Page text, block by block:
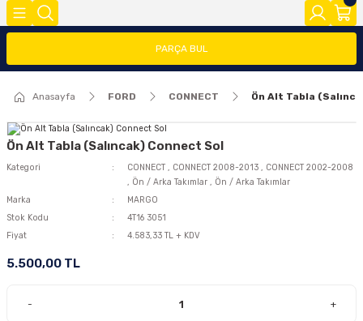
FOCUS
FAR/STOP/AYNA GRUBU
FOCUS 1
FOCUS 2 (2005-2008)
FİESTA
FİESTA 08>
FİESTA 13 >
FİESTA 2002-2008
COURİER
COURİER 2014-2018
COURİER 2018-2023
COURİER 2023>
CONNECT
CONNECT 2002-2008
CONNECT 2008-2013
CONNECT 2014 >
TRANSİT
TRANSİT 2014-2018
TRANSİT 2018-2023
MODEL Y
2020>
(FMY)
PARÇA BUL
Anasayfa FORD CONNECT Ön Alt Tabla
Ön Alt Tabla (Salıncak) Connect Sol
Kategori CONNECT , CONNECT 2008-2013 , CONNECT 2002-2008
, Ön / Arka Takımlar , Ön / Arka Takımlar
Marka
MARGO
Stok Kodu
4T16 3051
Fiyat
4.583,33 TL + KDV
5.500,00 TL
- +